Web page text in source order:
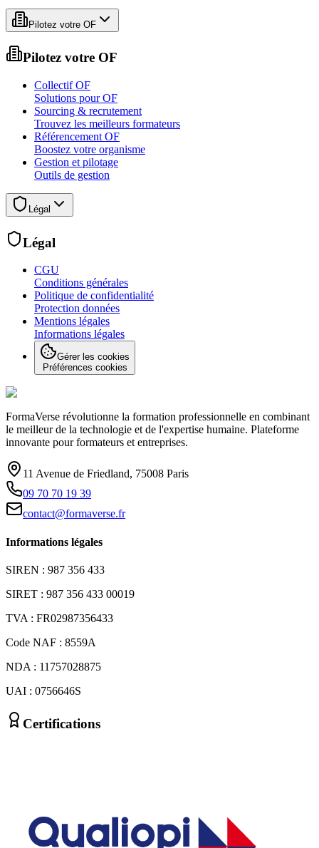
Pilotez votre OF
Pilotez votre OF
Collectif OF
Solutions pour OF
Sourcing & recrutement
Trouvez les meilleurs formateurs
Référencement OF
Boostez votre organisme
Gestion et pilotage
Outils de gestion
Légal
Légal
CGU
Conditions générales
Politique de confidentialité
Protection données
Mentions légales
Informations légales
Gérer les cookies
Préférences cookies
FormaVerse révolutionne la formation professionnelle en combinant
le meilleur de la technologie et de l'expertise humaine. Plateforme
innovante pour formateurs et entreprises.
11 Avenue de Friedland, 75008 Paris
09 70 70 19 39
contact@formaverse.fr
Informations légales
SIREN : 987 356 433
SIRET : 987 356 433 00019
TVA : FR02987356433
Code NAF : 8559A
NDA : 11757028875
UAI : 0756646S
Certifications